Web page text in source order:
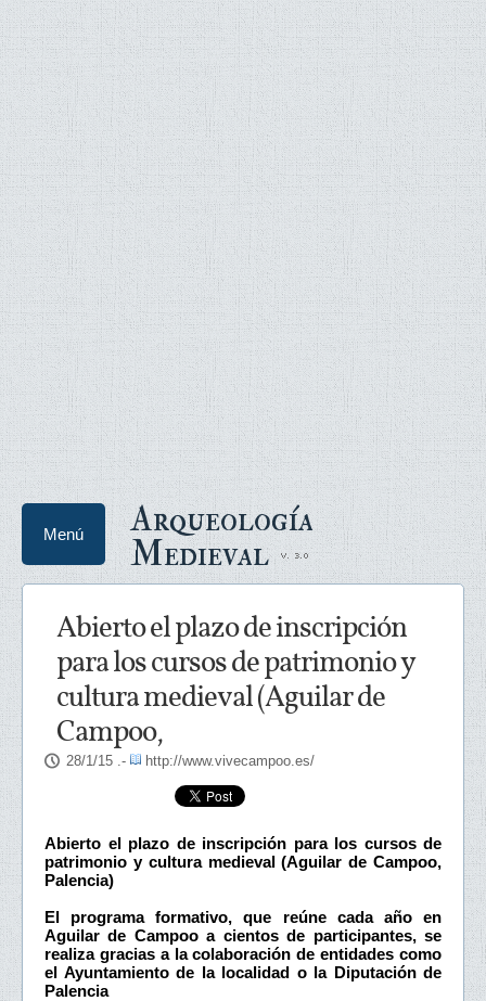
Arqueología
Medieval
Menú
Abierto el plazo de inscripción
para los cursos de patrimonio y
cultura medieval (Aguilar de
Campoo,
28/1/15 .- http://www.vivecampoo.es/
Abierto el plazo de inscripción para los cursos de
patrimonio y cultura medieval (Aguilar de Campoo,
Palencia)
El programa formativo, que reúne cada año en
Aguilar de Campoo a cientos de participantes, se
realiza gracias a la colaboración de entidades como
el Ayuntamiento de la localidad o la Diputación de
Palencia